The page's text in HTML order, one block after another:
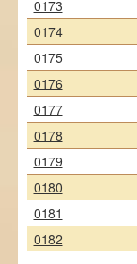
0173
0174
0175
0176
0177
0178
0179
0180
0181
0182